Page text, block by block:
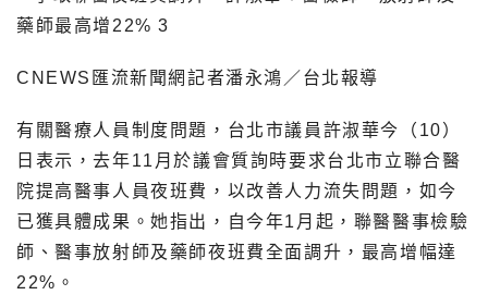
CNEWS匯流新聞網記者潘永鴻／台北報導
有關醫療人員制度問題，台北市議員許淑華今（10）
日表示，去年11月於議會質詢時要求台北市立聯合醫
院提高醫事人員夜班費，以改善人力流失問題，如今
已獲具體成果。她指出，自今年1月起，聯醫醫事檢驗
師、醫事放射師及藥師夜班費全面調升，最高增幅達
22%。